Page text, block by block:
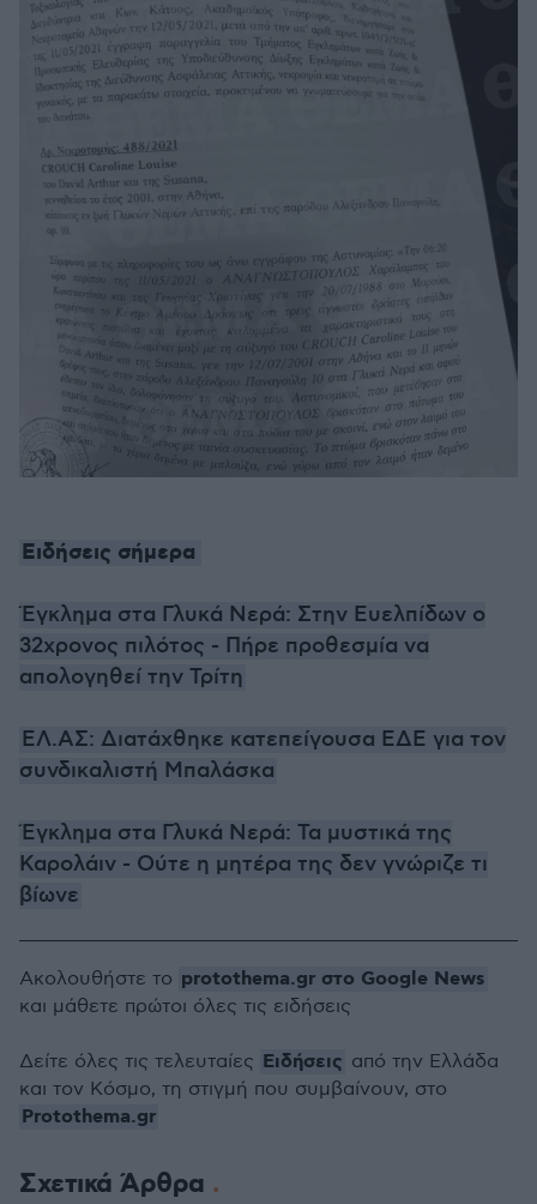
Ειδήσεις σήμερα
Έγκλημα στα Γλυκά Νερά: Στην Ευελπίδων ο
32χρονος πιλότος - Πήρε προθεσμία να
απολογηθεί την Τρίτη
ΕΛ.ΑΣ: Διατάχθηκε κατεπείγουσα ΕΔΕ για τον
συνδικαλιστή Μπαλάσκα
Έγκλημα στα Γλυκά Νερά: Τα μυστικά της
Καρολάιν - Ούτε η μητέρα της δεν γνώριζε τι
βίωνε
Σχετικά Άρθρα
Ακολουθήστε το protothema.gr στο Google News
και μάθετε πρώτοι όλες τις ειδήσεις
Δείτε όλες τις τελευταίες Ειδήσεις από την Ελλάδα
και τον Κόσμο, τη στιγμή που συμβαίνουν, στο
Protothema.gr